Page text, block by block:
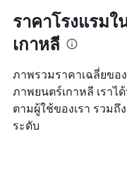
ราคาโรงแรม
เกาหลี
ภาพรวมราคาเฉลี่ยข
ภาพยนตร์เกาหลี เรา
ตามผู้ใช้ของเรา รวม
ระดับ